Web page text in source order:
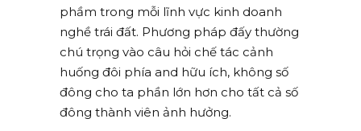
phầm trong mỗi lĩnh vực kinh doanh
nghề trái đất. Phương pháp đấy thường
chú trọng vào câu hỏi chế tác cảnh
huống đôi phía and hữu ích, không số
đông cho ta phần lớn hơn cho tất cả số
đông thành viên ảnh hưởng.